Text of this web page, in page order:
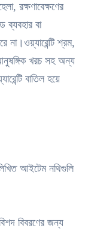
রক্ষণাবেক্ষণের
ব্যবহার বা
না।ওয়্যারেন্টি শ্রম,
খরচ সহ অন্য
বাতিল হয়ে
আইটেম নথিগুলি
বিবরণের জন্য